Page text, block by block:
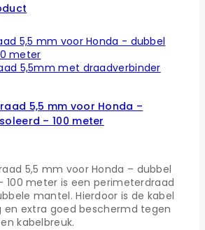
5,5 mm voor Honda –
– 100 meter
5,5 mm voor Honda – dubbel
100 meter is een perimeterdraad
mantel. Hierdoor is de kabel
en extra goed beschermd tegen
kabelbreuk.